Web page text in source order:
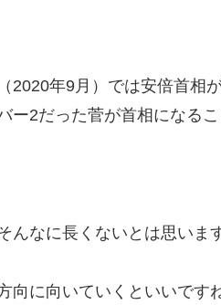
2020年9月）では安倍首相
ー2だった菅が首相になる
んなに長くないとは思いま
向に向いていくといいです